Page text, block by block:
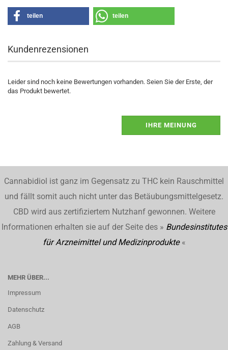
teilen teilen
Kundenrezensionen
Leider sind noch keine Bewertungen vorhanden. Seien Sie der Erste, der
das Produkt bewertet.
IHRE MEINUNG
Cannabidiol ist ganz im Gegensatz zu THC kein Rauschmittel
und fällt somit auch nicht unter das Betäubungsmittelgesetz.
CBD wird aus zertifiziertem Nutzhanf gewonnen. Weitere
Informationen erhalten sie auf der Seite des » Bundesinstitutes
für Arzneimittel und Medizinprodukte«
MEHR ÜBER...
Impressum
Datenschutz
AGB
Zahlung & Versand